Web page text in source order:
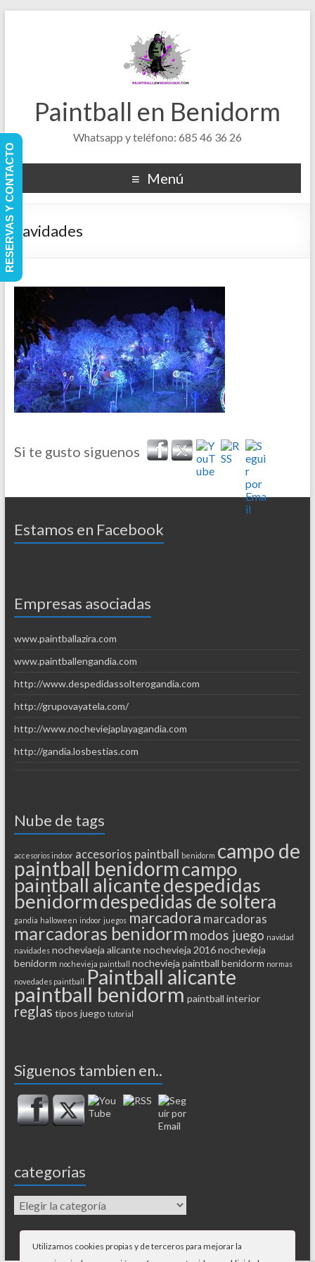
Paintball en Benidorm
Whatsapp y teléfono: 685 46 36 26
Menú
navidades
Si te gusto siguenos
Estamos en Facebook
Empresas asociadas
www.paintballazira.com
www.paintballengandia.com
http://www.despedidassolterogandia.com
http://grupovayatela.com/
http://www.nocheviejaplayagandia.com
http://gandia.losbestias.com
Nube de tags
accesorios indoor accesorios paintball benidorm campo de
paintball benidormcampo
paintball alicantedespedidas
benidormdespedidas de soltera
gandia halloween indoor juegos marcadora marcadoras
marcadoras benidorm modos juego navidad
navidades nocheviaeja alicantenochevieja 2016nochevieja
benidorm nochevieja paintball nochevieja paintball benidorm normas
novedades paintball Paintball alicante
paintball benidorm paintball interior
reglas tipos juego tutorial
Siguenos tambien en..
categorias
RESERVAS Y CONTACTO
Utilizamos cookies propias y de terceros para mejorar la